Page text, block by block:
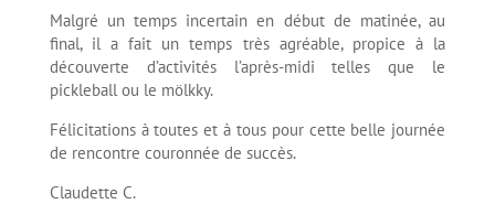
Malgré un temps incertain en début de matinée, au
final, il a fait un temps très agréable, propice à la
découverte d’activités l’après-midi telles que le
pickleball ou le mölkky.
Félicitations à toutes et à tous pour cette belle journée
de rencontre couronnée de succès.
Claudette C.